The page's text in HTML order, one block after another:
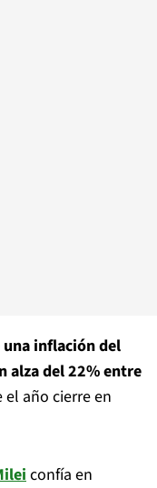
inflación del
alza del 22% entre
el año cierre en
confía en